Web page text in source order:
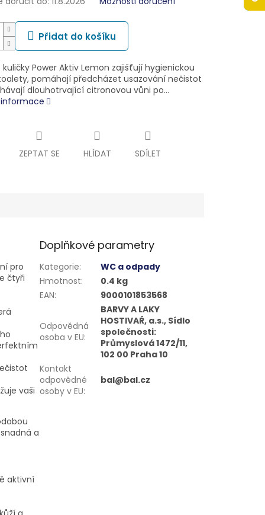
Přidat do košíku
kuličky Power Aktiv Lemon zajišťují hygienickou
pomáhají předcházet usazování nečistot
dlouhotrvající citronovou vůni po…
ZEPTAT SE HLÍDAT SDÍLET
pro
čtyři
vaši
a
aktivní
Doplňkové parametry
Kategorie:
WC a odpady
Hmotnost:
0.4 kg
EAN: 9000101853568
Odpovědná
osoba v EU:
BARVY A LAKY
HOSTIVAŘ, a.s., Sídlo
společnosti:
Průmyslová 1472/11,
102 00 Praha 10
Kontakt
odpovědné
osoby v EU:
bal@bal.cz